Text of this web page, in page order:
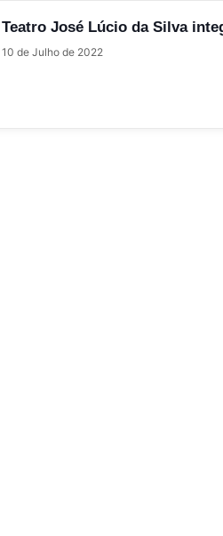
Teatro José Lúcio da Silva
10 de Julho de 2022